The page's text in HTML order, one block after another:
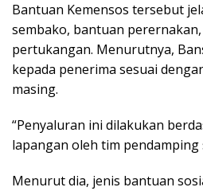
Bantuan Kemensos tersebut
sembako, bantuan
pertukangan. Menurutnya,
kepada penerima sesuai
masing.
“Penyaluran ini dilakukan
lapangan oleh tim pendamping
Menurut dia, jenis bantuan